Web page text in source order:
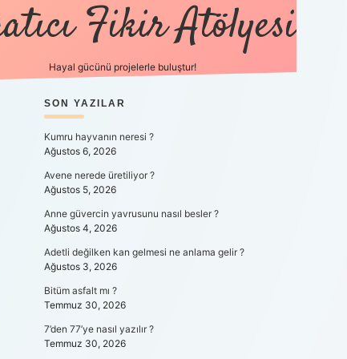
Fikir Atölyesi
Hayal gücünü projelerle buluştur!
SIDEBAR
SON YAZILAR
Kumru hayvanın neresi ?
Ağustos 6, 2026
Avene nerede üretiliyor ?
Ağustos 5, 2026
Anne güvercin yavrusunu nasıl besler ?
Ağustos 4, 2026
Adetli değilken kan gelmesi ne anlama gelir ?
Ağustos 3, 2026
Bitüm asfalt mı ?
Temmuz 30, 2026
7’den 77’ye nasıl yazılır ?
Temmuz 30, 2026